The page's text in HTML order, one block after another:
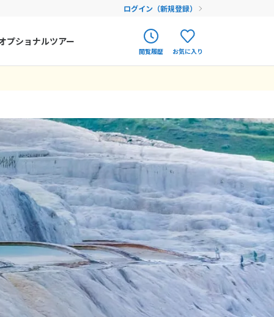
ログイン（新規登録）
アイルランド
ハンガリー
フィンランド
エストニア
クロアチア
ルーマニア
フェロー諸島
プショナルツアー
閲覧履歴
履歴がありません
お気に入り
まだ登録がありません
土
4
5
11
12
18
19
25
26
11月未定
日 月 火 水 木 金
土
1
2 3 4
5
6
7 11
12
13
14 15 16 17 18
19
20
21 22 23 24 25
26
27
28 29 30 31
2027年 2月未定
ハットゥシャ
なので余計に
算に合わせた
が短く、(飛行
です。また改
せん。・コン
足！・ホリデ
い人でした。
ョンショー＆
アでスケジュ
んが、断るのに
ットされまし
が、こういっ
費させたこと